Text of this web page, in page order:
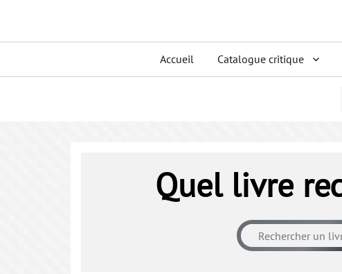
menu
Accueil Catalogue critique
Quel livre